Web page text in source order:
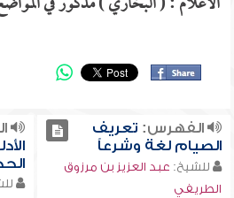
الفهرس: تعريف
الصيام لغة وشرعاً
للشيخ: عبد العزيز بن مرزوق
الطريفي